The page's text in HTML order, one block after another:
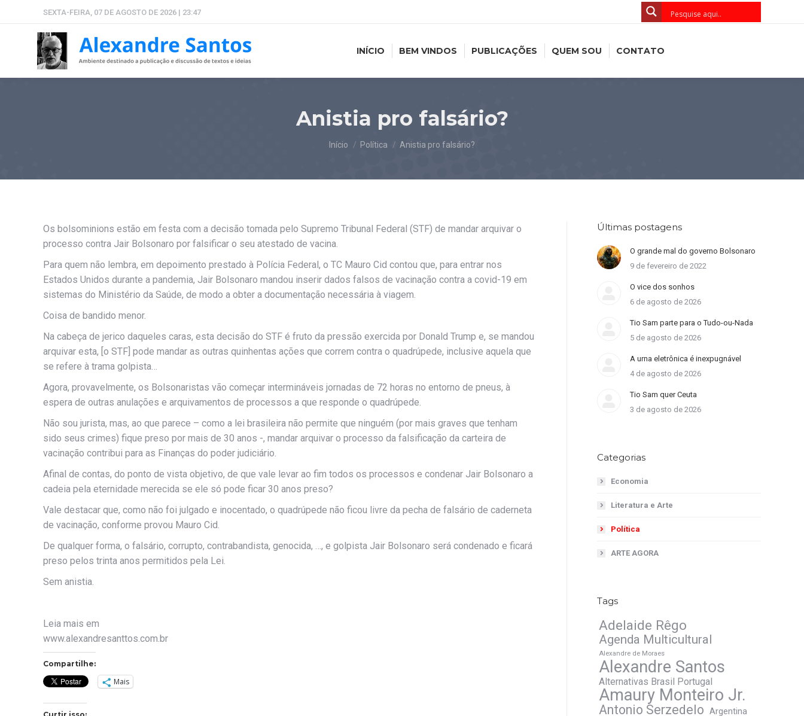
SEXTA-FEIRA, 07 DE AGOSTO DE 2026 | 23:47
INÍCIO BEM VINDOS PUBLICAÇÕES QUEM SOU CONTATO
Anistia pro falsário?
Você está aqui:
Início Política Anistia pro falsário?
Os bolsominions estão em festa com a decisão tomada pelo Supremo Tribunal Federal (STF) de mandar arquivar o
processo contra Jair Bolsonaro por falsificar o seu atestado de vacina.
Para quem não lembra, em depoimento prestado à Polícia Federal, o TC Mauro Cid contou que, para entrar nos
Estados Unidos durante a pandemia, Jair Bolsonaro mandou inserir dados falsos de vacinação contra a covid-19 em
sistemas do Ministério da Saúde, de modo a obter a documentação necessária à viagem.
Coisa de bandido menor.
Na cabeça de jerico daqueles caras, esta decisão do STF é fruto da pressão exercida por Donald Trump e, se mandou
arquivar esta, [o STF] pode mandar as outras quinhentas ações que correm contra o quadrúpede, inclusive aquela que
se refere à trama golpista…
Agora, provavelmente, os Bolsonaristas vão começar intermináveis jornadas de 72 horas no entorno de pneus, à
espera de outras anulações e arquivamentos de processos a que responde o quadrúpede.
Não sou jurista, mas, ao que parece – como a lei brasileira não permite que ninguém (por mais graves que tenham
sido seus crimes) fique preso por mais de 30 anos -, mandar arquivar o processo da falsificação da carteira de
vacinação contribui para as Finanças do poder judiciário.
Afinal de contas, do ponto de vista objetivo, de que vale levar ao fim todos os processos e condenar Jair Bolsonaro a
cadeia pela eternidade merecida se ele só pode ficar 30 anos preso?
Vale destacar que, como não foi julgado e inocentado, o quadrúpede não ficou livre da pecha de falsário de caderneta
de vacinação, conforme provou Mauro Cid.
De qualquer forma, o falsário, corrupto, contrabandista, genocida, …, e golpista Jair Bolsonaro será condenado e ficará
preso pelos trinta anos permitidos pela Lei.
Sem anistia.
Leia mais em
www.alexandresanttos.com.br
Compartilhe:
Mais
Últimas postagens
O grande mal do governo Bolsonaro
9 de fevereiro de 2022
O vice dos sonhos
6 de agosto de 2026
Tio Sam parte para o Tudo-ou-Nada
5 de agosto de 2026
A urna eletrônica é inexpugnável
4 de agosto de 2026
Tio Sam quer Ceuta
3 de agosto de 2026
Categorias
Economia
Literatura e Arte
Política
ARTE AGORA
Tags
Adelaide Rêgo
Agenda Multicultural
Alexandre de Moraes
Alexandre Santos
Alternativas Brasil Portugal
Amaury Monteiro Jr.
Antonio Serzedelo Argentina